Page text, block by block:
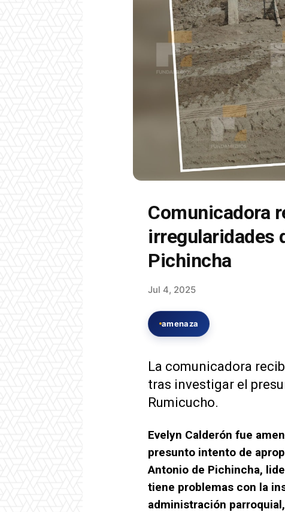
Comunicadora
irregularidades
Pichincha
Jul 4, 2025
amenaza
La comunicadora
tras investigar el
Rumicucho.
Evelyn Calderón fue
presunto intento de
Antonio de Pichincha,
tiene problemas con la
administración